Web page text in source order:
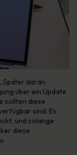
daran
über ein Update
sollten diese
sind. Es
und solange
diese